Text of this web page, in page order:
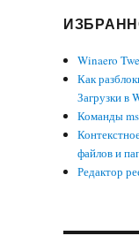
Winaero
Как
Загрузки в
Команды
файлов и
Редактор